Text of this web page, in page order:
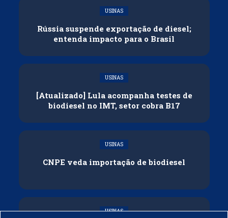
USINAS
Rússia suspende exportação de diesel;
entenda impacto para o Brasil
USINAS
[Atualizado] Lula acompanha testes de
biodiesel no IMT, setor cobra B17
USINAS
CNPE veda importação de biodiesel
USINAS